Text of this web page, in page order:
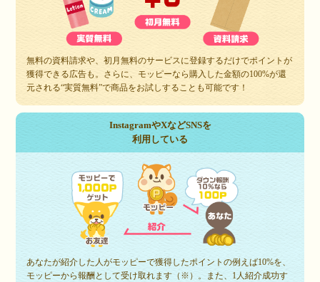
無料の資料請求や、初月無料のサービスに登録するだけでポイントが
獲得できる広告も。さらに、モッピーなら購入した金額の100%が還
元される“実質無料”で商品をお試しすることも可能です！
InstagramやXなどSNSを
利用している
あなたが紹介した人がモッピーで獲得したポイントの例えば10%を、
モッピーから報酬として受け取れます（※）。また、1人紹介成功す